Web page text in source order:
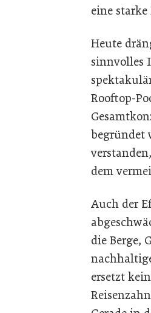
eine
Heute
sinnvolles
Rooftop-
begründet
dem
Auch der
die Berge,
ersetzt